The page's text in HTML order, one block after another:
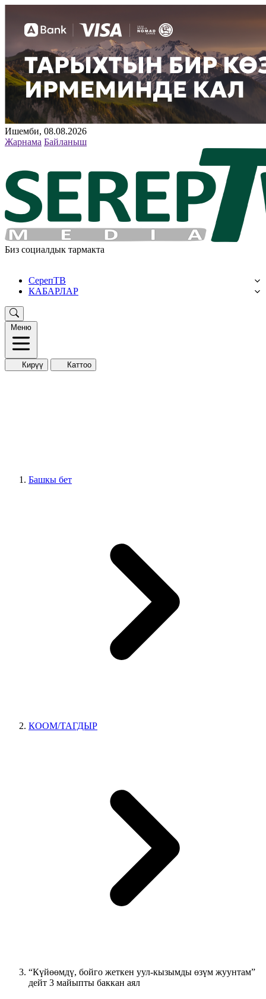
Ишемби, 08.08.2026
Жарнама Байланыш
Биз социалдык тармакта
СерепТВ
КАБАРЛАР
Меню
Кирүү Каттоо
Башкы бет
КООМ/ТАГДЫР
“Күйөөмдү, бойго жеткен уул-кызымды өзүм жуунтам”
дейт 3 майыпты баккан аял